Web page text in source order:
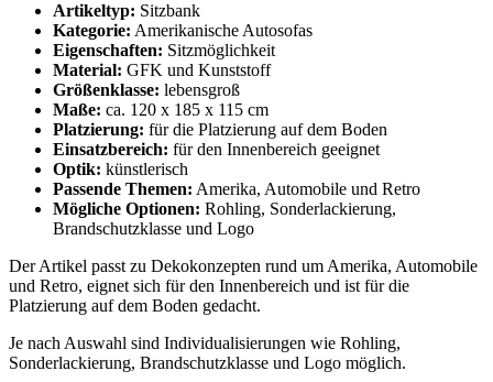
Artikeltyp: Sitzbank
Kategorie: Amerikanische Autosofas
Eigenschaften: Sitzmöglichkeit
Material: GFK und Kunststoff
Größenklasse: lebensgroß
Maße: ca. 120 x 185 x 115 cm
Platzierung: für die Platzierung auf dem Boden
Einsatzbereich: für den Innenbereich geeignet
Optik: künstlerisch
Passende Themen: Amerika, Automobile und Retro
Mögliche Optionen: Rohling, Sonderlackierung,
Brandschutzklasse und Logo
Der Artikel passt zu Dekokonzepten rund um Amerika, Automobile
und Retro, eignet sich für den Innenbereich und ist für die
Platzierung auf dem Boden gedacht.
Je nach Auswahl sind Individualisierungen wie Rohling,
Sonderlackierung, Brandschutzklasse und Logo möglich.